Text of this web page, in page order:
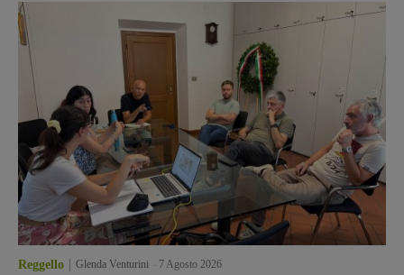
Reggello Glenda Venturini 7 Agosto 2026